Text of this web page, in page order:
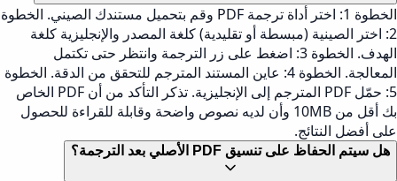
الخطوة 1: اختر أداة ترجمة PDF وقم بتحميل مستندك الصيني. الخطوة
2: اختر الصينية (مبسطة أو تقليدية) كلغة المصدر والإنجليزية كلغة
الهدف. الخطوة 3: اضغط على زر الترجمة وانتظر حتى تكتمل
المعالجة. الخطوة 4: عاين المستند المترجم للتحقق من الدقة. الخطوة
5: حمّل PDF المترجم إلى الإنجليزية. تذكر التأكد من أن PDF الخاص
بك أقل من 10MB وأن لديه نصوص واضحة وقابلة للقراءة للحصول
على أفضل النتائج.
هل سيتم الحفاظ على تنسيق PDF الأصلي بعد الترجمة؟